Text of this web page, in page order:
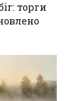
торги